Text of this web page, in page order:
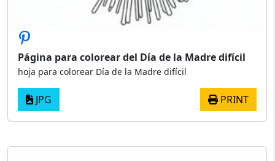
Página para colorear del Día de la Madre difícil
hoja para colorear Día de la Madre difícil
JPG PRINT